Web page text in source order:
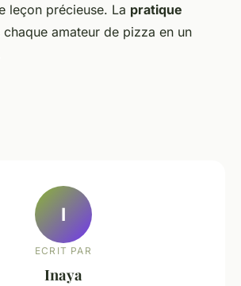
leçon précieuse. La pratique
amateur de pizza en un
I
ECRIT PAR
Inaya